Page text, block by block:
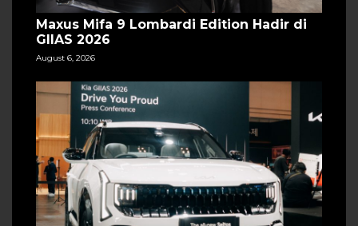
Maxus Mifa 9 Lombardi Edition Hadir di
GIIAS 2026
August 6, 2026